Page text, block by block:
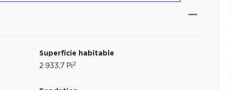
Superficie habitable
2 933,7 Pi2